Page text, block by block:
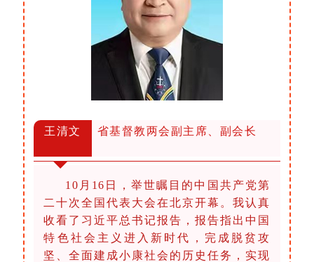
王清文 省基督教两会副主席、副会长
10月16日，举世瞩目的中国共产党第
二十次全国代表大会在北京开幕。我认真
收看了习近平总书记报告，报告指出中国
特色社会主义进入新时代，完成脱贫攻
坚、全面建成小康社会的历史任务，实现